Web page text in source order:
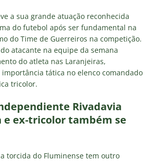
a sua grande atuação reconhecida
do futebol após ser fundamental na
do Time de Guerreiros na competição.
atacante na equipe da semana
do atleta nas Laranjeiras,
tática no elenco comandado
tricolor.
Rivadavia
ex-tricolor também se
torcida do Fluminense tem outro